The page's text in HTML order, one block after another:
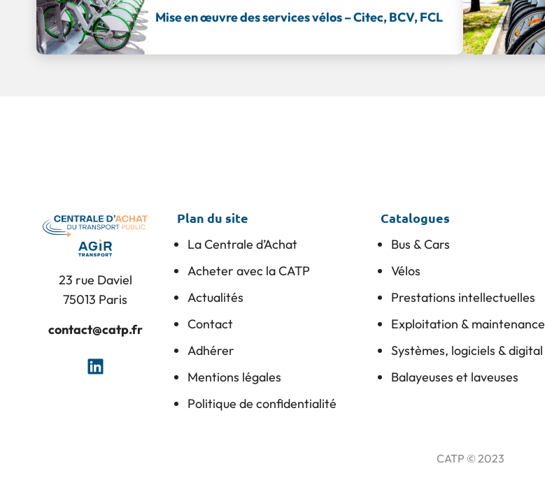
Mise en œuvre des services vélos – Citec, BCV, FCL
23 rue Daviel
75013 Paris
contact@catp.fr
Plan du site
La Centrale d’Achat
Acheter avec la CATP
Actualités
Contact
Adhérer
Mentions légales
Politique de confidentialité
Catalogues
Bus & Cars
Vélos
Prestations intellectuelles
Exploitation & maintenance
Systèmes, logiciels & digital
Balayeuses et laveuses
CATP © 2023